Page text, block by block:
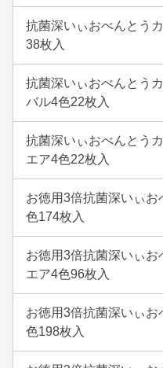
抗菌深いぃおべんとう
38枚入
抗菌深いぃおべんとう
バル4色22枚入
抗菌深いぃおべんとう
エア4色22枚入
お徳用3倍抗菌深いぃ
色174枚入
お徳用3倍抗菌深いぃお
エア4色96枚入
お徳用3倍抗菌深いぃ
色198枚入